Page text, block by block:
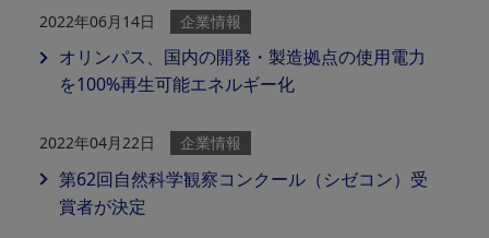
2022年06月14日 企業情報
オリンパス、国内の開発・製造拠点の使用電力
を100%再生可能エネルギー化
2022年04月22日 企業情報
第62回自然科学観察コンクール（シゼコン）受
賞者が決定